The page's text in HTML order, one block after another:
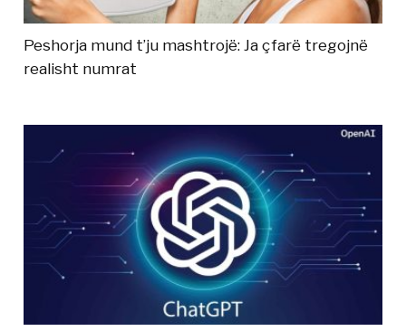
Peshorja mund t’ju mashtrojë: Ja çfarë tregojnë
realisht numrat